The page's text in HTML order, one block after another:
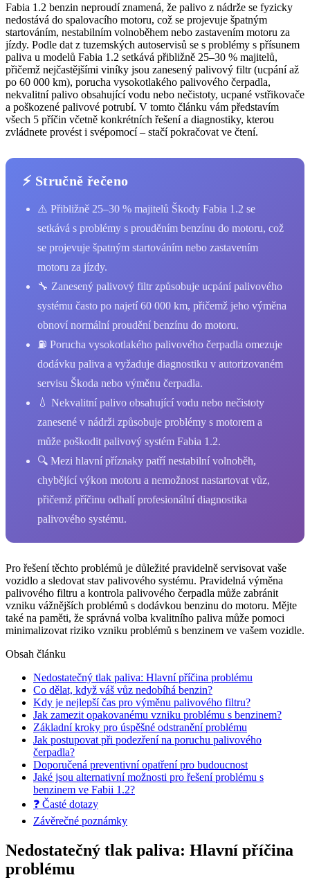
Fabia 1.2 benzin neproudí znamená, že palivo z nádrže se fyzicky
nedostává do spalovacího motoru, což se projevuje špatným
startováním, nestabilním volnoběhem nebo zastavením motoru za
jízdy. Podle dat z tuzemských autoservisů se s problémy s přísunem
paliva u modelů Fabia 1.2 setkává přibližně 25–30 % majitelů,
přičemž nejčastějšími viníky jsou zanesený palivový filtr (ucpání až
po 60 000 km), porucha vysokotlakého palivového čerpadla,
nekvalitní palivo obsahující vodu nebo nečistoty, ucpané vstřikovače
a poškozené palivové potrubí. V tomto článku vám představím
všech 5 příčin včetně konkrétních řešení a diagnostiky, kterou
zvládnete provést i svépomocí – stačí pokračovat ve čtení.
⚡ Stručně řečeno
⚠️ Přibližně 25–30 % majitelů Škody Fabia 1.2 se
setkává s problémy s prouděním benzínu do motoru, což
se projevuje špatným startováním nebo zastavením
motoru za jízdy.
🔧 Zanesený palivový filtr způsobuje ucpání palivového
systému často po najetí 60 000 km, přičemž jeho výměna
obnoví normální proudění benzínu do motoru.
⛽ Porucha vysokotlakého palivového čerpadla omezuje
dodávku paliva a vyžaduje diagnostiku v autorizovaném
servisu Škoda nebo výměnu čerpadla.
💧 Nekvalitní palivo obsahující vodu nebo nečistoty
zanesené v nádrži způsobuje problémy s motorem a
může poškodit palivový systém Fabia 1.2.
🔍 Mezi hlavní příznaky patří nestabilní volnoběh,
chybějící výkon motoru a nemožnost nastartovat vůz,
přičemž příčinu odhalí profesionální diagnostika
palivového systému.
Pro řešení těchto problémů je důležité pravidelně servisovat vaše
vozidlo a sledovat stav palivového systému. Pravidelná výměna
palivového filtru a kontrola palivového čerpadla může zabránit
vzniku vážnějších problémů s dodávkou benzinu do motoru. Mějte
také na paměti, že správná volba kvalitního paliva může pomoci
minimalizovat riziko vzniku problémů s benzinem ve vašem vozidle.
Obsah článku
Nedostatečný tlak paliva: Hlavní příčina problému
Co dělat, když váš vůz nedobíhá benzin?
Kdy je nejlepší čas pro výměnu palivového filtru?
Jak zamezit opakovanému vzniku problému s benzinem?
Základní kroky pro úspěšné odstranění problému
Jak postupovat při podezření na poruchu palivového
čerpadla?
Doporučená preventivní opatření pro budoucnost
Jaké jsou alternativní možnosti pro řešení problému s
benzinem ve Fabii 1.2?
❓ Časté dotazy
Závěrečné poznámky
Nedostatečný tlak paliva: Hlavní příčina
problému